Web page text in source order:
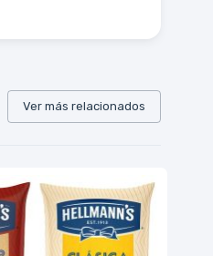
Ver más relacionados